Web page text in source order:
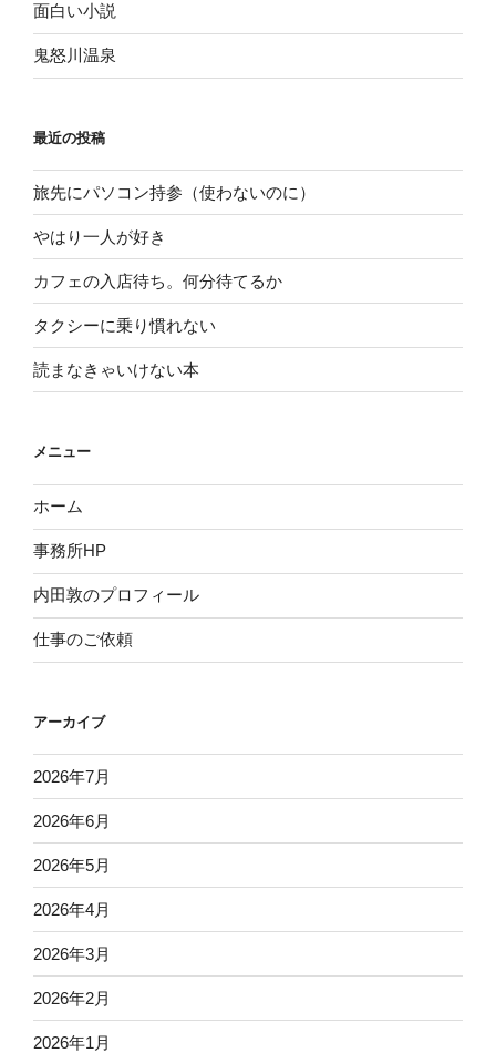
面白い小説
鬼怒川温泉
最近の投稿
旅先にパソコン持参（使わないのに）
やはり一人が好き
カフェの入店待ち。何分待てるか
タクシーに乗り慣れない
読まなきゃいけない本
メニュー
ホーム
事務所HP
内田敦のプロフィール
仕事のご依頼
アーカイブ
2026年7月
2026年6月
2026年5月
2026年4月
2026年3月
2026年2月
2026年1月